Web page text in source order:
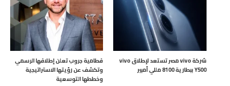
شركة vivo مصر تستعد لإطلاق vivo
Y500 ببطارية 8100 مللي أمبير
قطامية جروب تعلن إطلاقها الرسمي
وتكشف عن رؤيتها الاستراتيجية
وخططها التوسعية